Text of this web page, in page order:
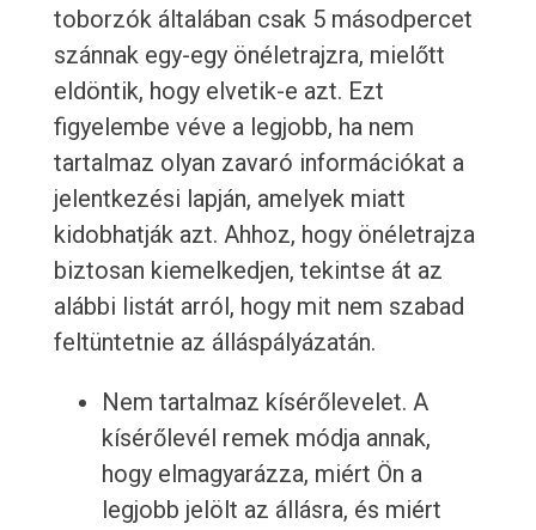
toborzók általában csak 5 másodpercet
szánnak egy-egy önéletrajzra, mielőtt
eldöntik, hogy elvetik-e azt. Ezt
figyelembe véve a legjobb, ha nem
tartalmaz olyan zavaró információkat a
jelentkezési lapján, amelyek miatt
kidobhatják azt. Ahhoz, hogy önéletrajza
biztosan kiemelkedjen, tekintse át az
alábbi listát arról, hogy mit nem szabad
feltüntetnie az álláspályázatán.
Nem tartalmaz kísérőlevelet. A
kísérőlevél remek módja annak,
hogy elmagyarázza, miért Ön a
legjobb jelölt az állásra, és miért